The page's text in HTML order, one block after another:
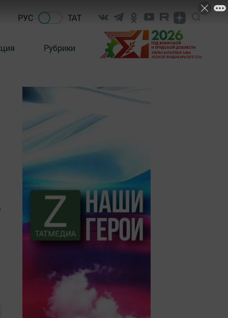
РУС ТАТ
Рубрики